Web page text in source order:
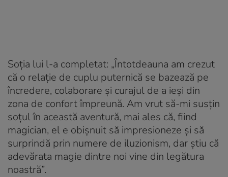
Soția lui l-a completat: „Întotdeauna am crezut
că o relație de cuplu puternică se bazează pe
încredere, colaborare și curajul de a ieși din
zona de confort împreună. Am vrut să-mi susțin
soțul în această aventură, mai ales că, fiind
magician, el e obișnuit să impresioneze și să
surprindă prin numere de iluzionism, dar știu că
adevărata magie dintre noi vine din legătura
noastră”.